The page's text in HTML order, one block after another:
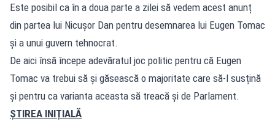
Este posibil ca în a doua parte a zilei să vedem acest anunț
din partea lui Nicușor Dan pentru desemnarea lui Eugen Tomac
și a unui guvern tehnocrat.
De aici însă începe adevăratul joc politic pentru că Eugen
Tomac va trebui să și găsească o majoritate care să-l susțină
și pentru ca varianta aceasta să treacă și de Parlament.
ȘTIREA INIȚIALĂ